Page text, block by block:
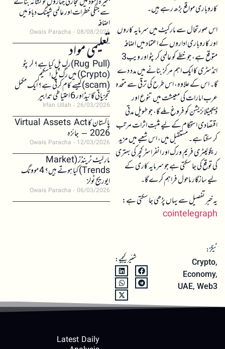
کاروباری مواقع بڑھ رہے ہیں۔
اس صورتحال سے مارکیٹ میں سرمایہ کاروں
اور کاروباری اداروں کے اعتماد میں اضافہ
متوقع ہے، جو خطے کو عالمی کرپٹو اور ویب3
انڈسٹری کا ایک اہم مرکز بنانے میں مدد دے
گا۔ اس کے علاوہ، اس طرح کی ترقی سے متحدہ
عرب امارات کی معیشت میں تنوع اور
ڈیجیٹلائزیشن کو فروغ ملے گا، جو طویل مدتی
اقتصادی استحکام کے لیے مثبت اثرات مرتب
کر سکتا ہے۔ مستقبل میں، اس شعبے میں مزید
ریگولیٹری فریم ورک اور انفراسٹرکچر کی بہتری
کی توقع کی جا سکتی ہے جو سرمایہ کاری کے
لیے سازگار ماحول فراہم کرے گا۔
یہ خبر تفصیل سے یہاں پڑھی جا سکتی ہے:
cointelegraph
ٹیگز:
Crypto,
Economy,
UAE, Web3
شئیر کیجیے:
سے جنگی خطرات اور عالمی شپنگ دباؤ میں
اضافہ
Owais Paracha 08/08/2026
تعلیمی مواد(Rug Pull)رگ پل کیا ہے؟ کرپٹو
(Crypto) میں رگ پل اسکیم
(scam)کیسے کام کرتی ہے؟ ایک مکمل
تجزیاتی گائیڈ اور 6 احتیاطی تدابیر
Irfan Ullah 26/03/2026
پاکستان کا Virtual Assets Act
2026 – جائزہ
Owais Paracha 12/03/2026
مارکیٹ ٹرینڈز (Market
Trends) کیا ہوتے ہیں؟ 4 موونگ
ایوریج ٹولز
Owais Paracha 06/03/2026
Latest Daily